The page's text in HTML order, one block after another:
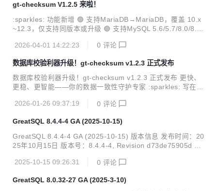
兼容落地支持 Oracle→MySQL data/struct 双模式校验，采
用列类型映射实现宽松兼容，覆盖 VARCHAR2/CHAR/NCHA
R/NVARCHAR2/NUMBER/FLOAT/TIMESTAMP/DATE/CLO
B/BLOB/RAW 等主流 Oracle 字段类型。...
gt-checksum V1.2.5 来啦！
:sparkles: 功能新增 🟢 支持MariaDB→MariaDB，覆盖 10.x
~12.3，仅支持同版本或升级 🟢 支持MySQL 5.6/5.7/8.0/8.
4，支持 JSON / 排序集自动映射 :wrench: 优化 统一结构差
测试，覆盖全链路 :bug: 修复 通配符、连接池死锁、DDL 语
法、标识符转义等问题
2026-04-01 14:22:23 0 评论
数据库校验利器升级！gt-checksum v1.2.3 正式发布
数据库校验利器升级！gt-checksum v1.2.3 正式发布 更快、
更稳、更智能——你的数据一致性守护专家 :sparkles: 写在前
题困扰： 数据不一致却难以快速定位 跨库校验复杂繁琐 存储
今天，我们为你带来一个好消息——gt-checksum v1.2.3全新
发布，专门针对上述痛点进行了全面增强与优化！ 发布会预
约：https://meeting.tencent.com/dw/hSVg8Wu4ixfk 发布会
2026-01-26 09:37:19 0 评论
GreatSQL 8.4.4-4 GA (2025-10-15)
GreatSQL 8.4.4-4 GA (2025-10-15) 版本信息 发布时间：20
25年10月15日 版本号：8.4.4-4, Revision d73de75905d 下
ag/GreatSQL-8.4.4-4 用户手册：https://greatsql.cn/docs/
for MySQL 8.4.4-4版本的基础上，主要在 高可用、高性能、
2025-10-15 09:26:31 0 评论
GreatSQL 8.0.32-27 GA (2025-3-10)